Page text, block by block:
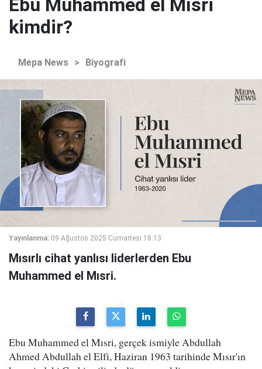
kimdir?
Mepa News > Biyografi
Yayınlanma: 09 Ağustos 2025 Cumartesi 18:13
Mısırlı cihat yanlısı liderlerden Ebu
Muhammed el Mısri.
Ebu Muhammed el Mısri, gerçek ismiyle Abdullah
Ahmed Abdullah el Elfi, Haziran 1963 tarihinde Mısır'ın